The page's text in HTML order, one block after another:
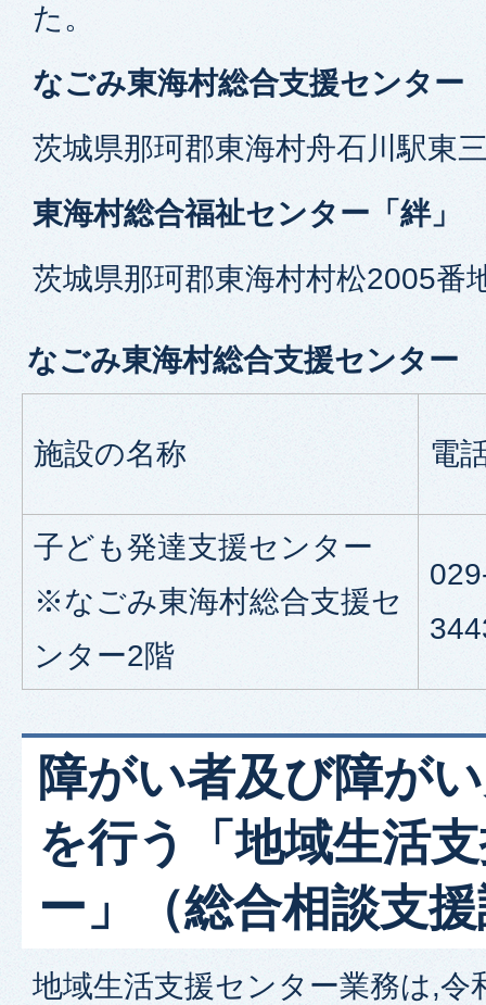
た。
なごみ東海村総合支援センター
茨城県那珂郡東海村舟石川駅東
東海村総合福祉センター「絆」
茨城県那珂郡東海村村松2005番
なごみ東海村総合支援センター
施設の名称 電
子ども発達支援センター
※なごみ東海村総合支援セ
ンター2階
障がい者及び障が
を行う「地域生活
ー」（総合相談支
地域生活支援センター業務は,令